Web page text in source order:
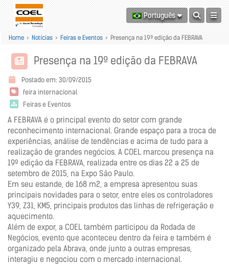
Português
Home > Notícias > Feiras e Eventos > Presença na 19ª edição da FEBRAVA
Presença na 19ª edição da FEBRAVA
Postado em: 30/09/2015
feira internacional
Feiras e Eventos
A FEBRAVA é o principal evento do setor com grande
reconhecimento internacional. Grande espaço para a troca de
experiências, análise de tendências e acima de tudo para a
realização de grandes negócios. A COEL marcou presença na
19ª edição da FEBRAVA, realizada entre os dias 22 a 25 de
setembro de 2015, na Expo São Paulo.
Em seu estande, de 168 m2, a empresa apresentou suas
principais novidades para o setor, entre eles os controladores
Y39, Z31, KM5, principais produtos das linhas de refrigeração e
aquecimento.
Além de expor, a COEL também participou da Rodada de
Negócios, evento que aconteceu dentro da feira e também é
organizado pela Abrava, onde junto a outras empresas,
interagiu e negociou com o mercado internacional.